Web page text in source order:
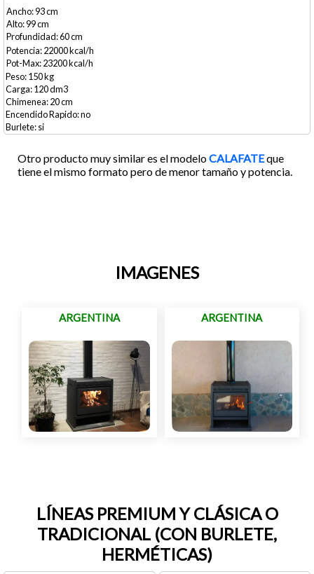
93
99
60
22000
23200
150
120
20
no
si
Otro producto muy similar es el modeloCALAFATEque
tiene el mismo formato pero de menor tamaño y potencia.
IMAGENES
ARGENTINA ARGENTINA
LÍNEAS PREMIUM Y CLÁSICA O
TRADICIONAL (CON BURLETE,
HERMÉTICAS)